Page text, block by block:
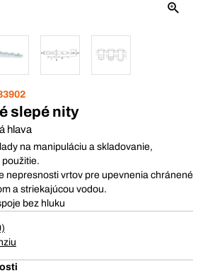
slepé nity
hlava
na manipuláciu a skladovanie,
nepresnosti vrtov pre upevnenia chránené
a striekajúcou vodou.
bez hluku